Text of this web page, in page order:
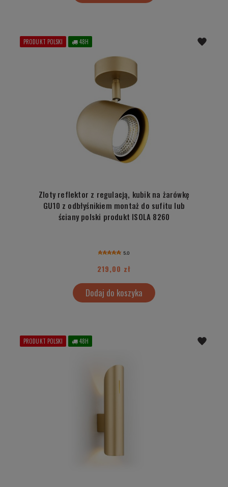
Zloty reflektor z regulacją, kubik na żarówkę
GU10 z odbłyśnikiem montaż do sufitu lub
ściany polski produkt ISOLA 8260
5.0
219,00 zł
Dodaj do koszyka
PRODUKT POLSKI 48H
PRODUKT POLSKI 48H